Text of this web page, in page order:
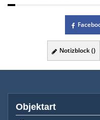
Notizblock ()
Objektart